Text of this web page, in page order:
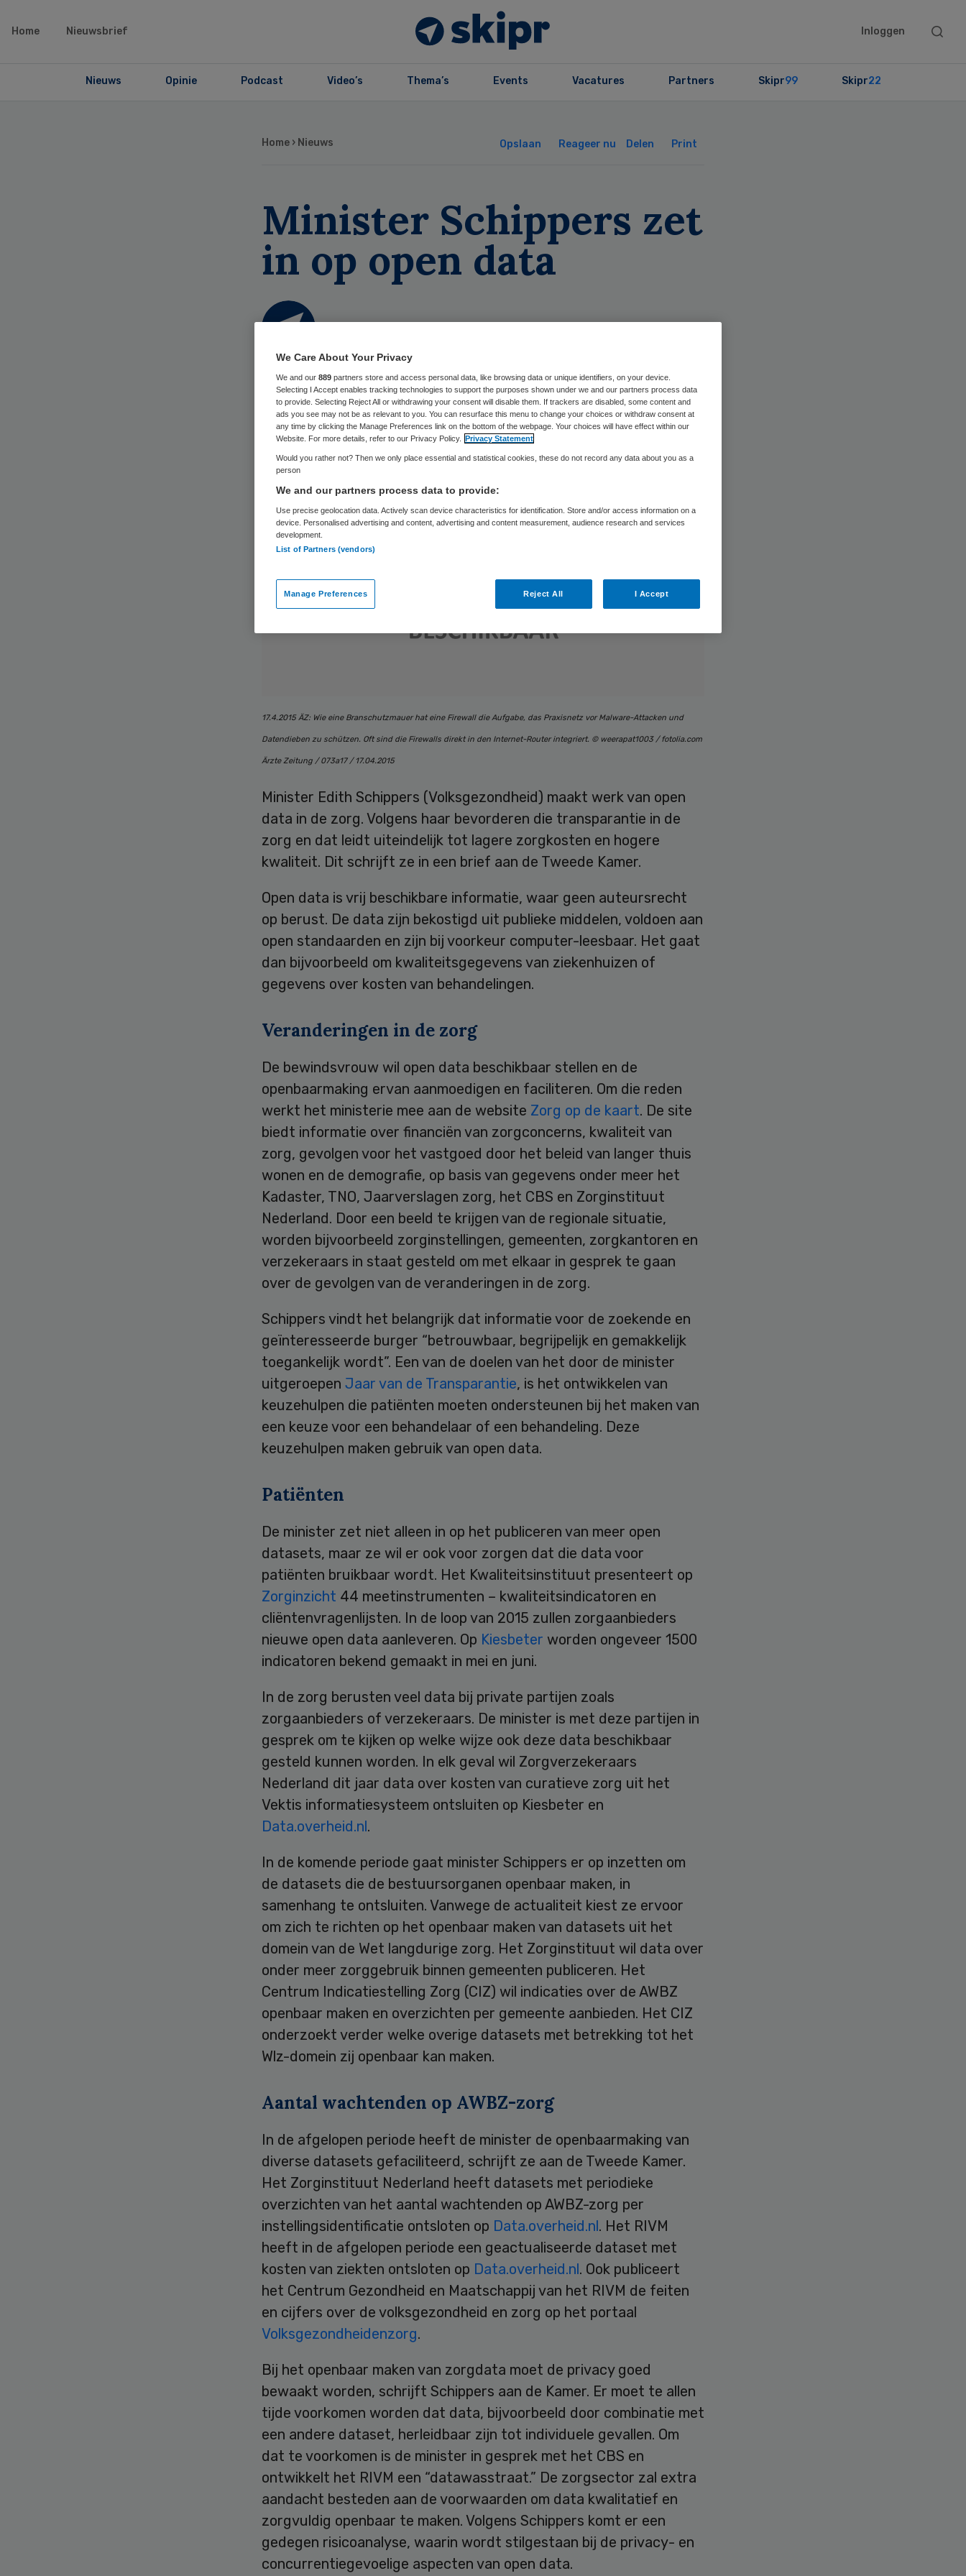
Home Nieuwsbrief Inloggen
Search
Nieuws Opinie Podcast Video’s Thema’s Events Vacatures Partners Skipr99 Skipr22
Home › Nieuws Opslaan Reageer nu Delen Print
Minister Schippers zet
in op open data
17.4.2015 ÄZ: Wie eine Branschutzmauer hat eine Firewall die Aufgabe, das Praxisnetz vor Malware-Attacken und
Datendieben zu schützen. Oft sind die Firewalls direkt in den Internet-Router integriert. © weerapat1003 / fotolia.com
Ärzte Zeitung / 073a17 / 17.04.2015
Minister Edith Schippers (Volksgezondheid) maakt werk van open
data in de zorg. Volgens haar bevorderen die transparantie in de
zorg en dat leidt uiteindelijk tot lagere zorgkosten en hogere
kwaliteit. Dit schrijft ze in een brief aan de Tweede Kamer.
Open data is vrij beschikbare informatie, waar geen auteursrecht
op berust. De data zijn bekostigd uit publieke middelen, voldoen aan
open standaarden en zijn bij voorkeur computer-leesbaar. Het gaat
dan bijvoorbeeld om kwaliteitsgegevens van ziekenhuizen of
gegevens over kosten van behandelingen.
Veranderingen in de zorg
De bewindsvrouw wil open data beschikbaar stellen en de
openbaarmaking ervan aanmoedigen en faciliteren. Om die reden
werkt het ministerie mee aan de website Zorg op de kaart. De site
biedt informatie over financiën van zorgconcerns, kwaliteit van
zorg, gevolgen voor het vastgoed door het beleid van langer thuis
wonen en de demografie, op basis van gegevens onder meer het
Kadaster, TNO, Jaarverslagen zorg, het CBS en Zorginstituut
Nederland. Door een beeld te krijgen van de regionale situatie,
worden bijvoorbeeld zorginstellingen, gemeenten, zorgkantoren en
verzekeraars in staat gesteld om met elkaar in gesprek te gaan
over de gevolgen van de veranderingen in de zorg.
Schippers vindt het belangrijk dat informatie voor de zoekende en
geïnteresseerde burger “betrouwbaar, begrijpelijk en gemakkelijk
toegankelijk wordt”. Een van de doelen van het door de minister
uitgeroepen Jaar van de Transparantie, is het ontwikkelen van
keuzehulpen die patiënten moeten ondersteunen bij het maken van
een keuze voor een behandelaar of een behandeling. Deze
keuzehulpen maken gebruik van open data.
Patiënten
De minister zet niet alleen in op het publiceren van meer open
datasets, maar ze wil er ook voor zorgen dat die data voor
patiënten bruikbaar wordt. Het Kwaliteitsinstituut presenteert op
Zorginzicht 44 meetinstrumenten – kwaliteitsindicatoren en
cliëntenvragenlijsten. In de loop van 2015 zullen zorgaanbieders
nieuwe open data aanleveren. Op Kiesbeter worden ongeveer 1500
indicatoren bekend gemaakt in mei en juni.
In de zorg berusten veel data bij private partijen zoals
zorgaanbieders of verzekeraars. De minister is met deze partijen in
gesprek om te kijken op welke wijze ook deze data beschikbaar
gesteld kunnen worden. In elk geval wil Zorgverzekeraars
Nederland dit jaar data over kosten van curatieve zorg uit het
Vektis informatiesysteem ontsluiten op Kiesbeter en
Data.overheid.nl.
In de komende periode gaat minister Schippers er op inzetten om
de datasets die de bestuursorganen openbaar maken, in
samenhang te ontsluiten. Vanwege de actualiteit kiest ze ervoor
om zich te richten op het openbaar maken van datasets uit het
domein van de Wet langdurige zorg. Het Zorginstituut wil data over
onder meer zorggebruik binnen gemeenten publiceren. Het
Centrum Indicatiestelling Zorg (CIZ) wil indicaties over de AWBZ
openbaar maken en overzichten per gemeente aanbieden. Het CIZ
onderzoekt verder welke overige datasets met betrekking tot het
Wlz-domein zij openbaar kan maken.
Aantal wachtenden op AWBZ-zorg
In de afgelopen periode heeft de minister de openbaarmaking van
diverse datasets gefaciliteerd, schrijft ze aan de Tweede Kamer.
Het Zorginstituut Nederland heeft datasets met periodieke
overzichten van het aantal wachtenden op AWBZ-zorg per
instellingsidentificatie ontsloten op Data.overheid.nl. Het RIVM
heeft in de afgelopen periode een geactualiseerde dataset met
kosten van ziekten ontsloten op Data.overheid.nl. Ook publiceert
het Centrum Gezondheid en Maatschappij van het RIVM de feiten
en cijfers over de volksgezondheid en zorg op het portaal
Volksgezondheidenzorg.
Bij het openbaar maken van zorgdata moet de privacy goed
bewaakt worden, schrijft Schippers aan de Kamer. Er moet te allen
tijde voorkomen worden dat data, bijvoorbeeld door combinatie met
een andere dataset, herleidbaar zijn tot individuele gevallen. Om
dat te voorkomen is de minister in gesprek met het CBS en
ontwikkelt het RIVM een “datawasstraat.” De zorgsector zal extra
aandacht besteden aan de voorwaarden om data kwalitatief en
zorgvuldig openbaar te maken. Volgens Schippers komt er een
gedegen risicoanalyse, waarin wordt stilgestaan bij de privacy- en
concurrentiegevoelige aspecten van open data.
We Care About Your Privacy
We and our 889 partners store and access personal data, like browsing data or unique identifiers, on your device.
Selecting I Accept enables tracking technologies to support the purposes shown under we and our partners process data
to provide. Selecting Reject All or withdrawing your consent will disable them. If trackers are disabled, some content and
ads you see may not be as relevant to you. You can resurface this menu to change your choices or withdraw consent at
any time by clicking the Manage Preferences link on the bottom of the webpage. Your choices will have effect within our
Website. For more details, refer to our Privacy Policy. Privacy Statement
Would you rather not? Then we only place essential and statistical cookies, these do not record any data about you as a
person
We and our partners process data to provide:
Use precise geolocation data. Actively scan device characteristics for identification. Store and/or access information on a
device. Personalised advertising and content, advertising and content measurement, audience research and services
development.
List of Partners (vendors)
Manage Preferences Reject All I Accept